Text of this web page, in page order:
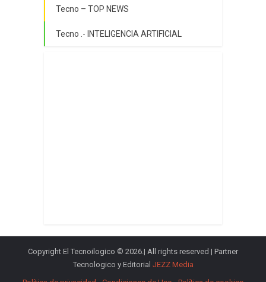
Tecno – TOP NEWS
Tecno .- INTELIGENCIA ARTIFICIAL
Copyright El Tecnoilogico © 2026.| All rights reserved | Partner
Tecnologico y Editorial JEZZ Media